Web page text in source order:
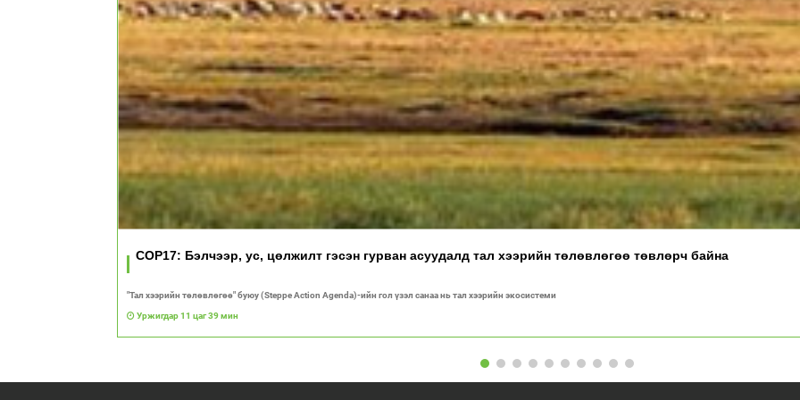
COP17: Бэлчээр, ус, цөлжилт гэсэн гурван асуудалд тал хээрийн төлөвлөгөө төвлөрч байна
"Тал хээрийн төлөвлөгөө" буюу (Steppe Action Agenda)-ийн гол үзэл санаа нь тал хээрийн экосистеми
Уржигдар 11 цаг 39 мин